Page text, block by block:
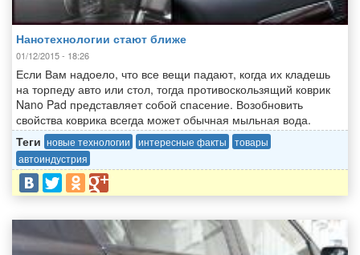
Нанотехнологии стают ближе
01/12/2015 - 18:26
Если Вам надоело, что все вещи падают, когда их кладешь
на торпеду авто или стол, тогда противоскользящий коврик
Nano Pad представляет собой спасение. Возобновить
свойства коврика всегда может обычная мыльная вода.
Теги новые технологии интересные факты
товары
автоиндустрия